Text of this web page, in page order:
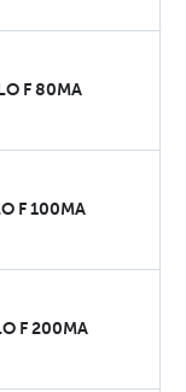
F 80MA
F 100MA
F 200MA